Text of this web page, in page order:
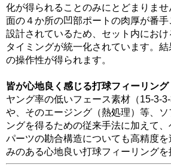
化が得られることのみにとどまりま
面の４か所の凹部ポートの肉厚が番
設計されているため、セット内にお
タイミングが統一化されています。
の操作性が得られます。
皆が心地良く感じる打球フィーリング
ヤング率の低いフェース素材（15-3-
や、そのエージング（熱処理）等、ソ
ングを得るための従来手法に加えて
パーツの勘合構造についても高精度
みのある心地良い打球フィーリングを